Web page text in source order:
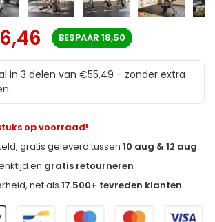
BESPAAR 18,50
in 3 delen van €55,49 - zonder extra
op voorraad!
gratis geleverd tussen10 aug & 12 aug
en gratis retourneren
net als17.500+ tevreden klanten